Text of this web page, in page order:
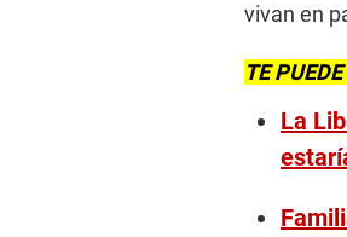
vivan en
TE
La